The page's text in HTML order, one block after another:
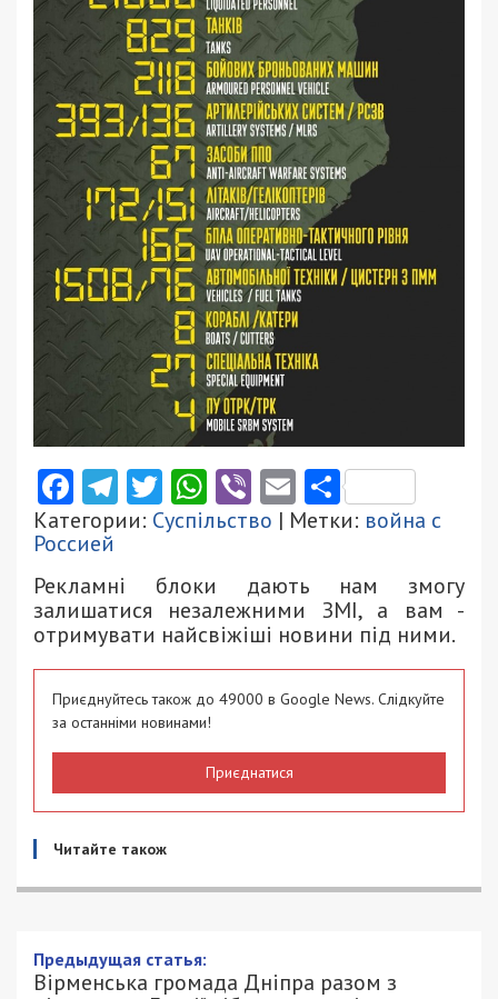
Facebook
Telegram
Twitter
WhatsApp
ViberEmail
Категории: Суспільство | Метки: война с
Россией
Рекламні блоки дають нам змогу
залишатися незалежними ЗМІ, а вам -
отримувати найсвіжіші новини під ними.
Приєднуйтесь також до 49000 в Google News. Слідкуйте
за останніми новинами!
Приєднатися
Читайте також
Предыдущая статья:
Вірменська громада Дніпра разом з